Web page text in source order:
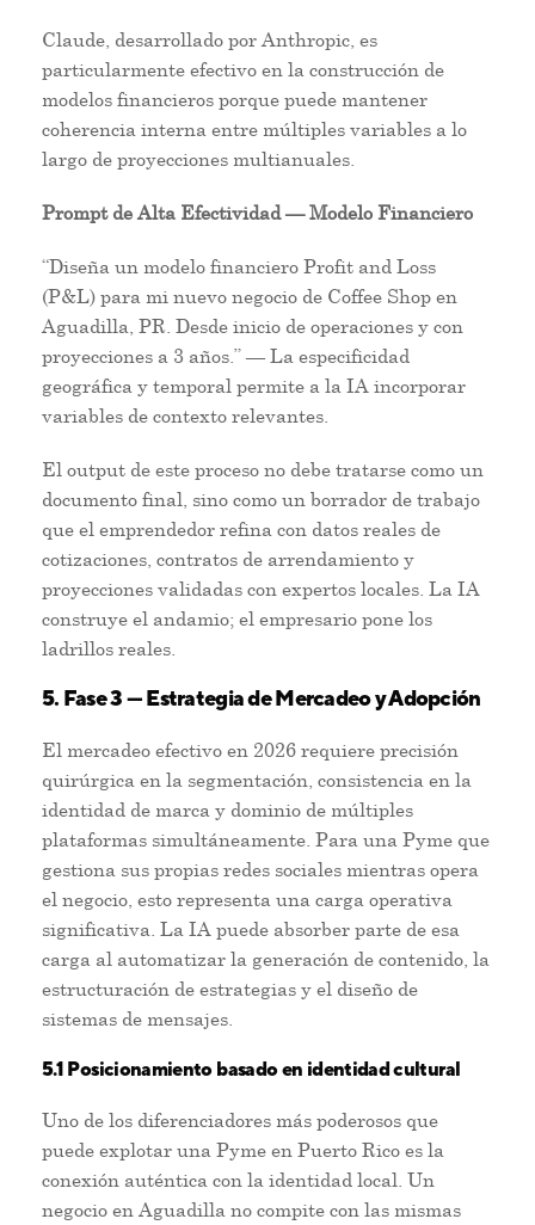
Claude, desarrollado por Anthropic, es
particularmente efectivo en la construcción de
modelos financieros porque puede mantener
coherencia interna entre múltiples variables a lo
largo de proyecciones multianuales.
Prompt de Alta Efectividad — Modelo Financiero
“Diseña un modelo financiero Profit and Loss
(P&L) para mi nuevo negocio de Coffee Shop en
Aguadilla, PR. Desde inicio de operaciones y con
proyecciones a 3 años.” — La especificidad
geográfica y temporal permite a la IA incorporar
variables de contexto relevantes.
El output de este proceso no debe tratarse como un
documento final, sino como un borrador de trabajo
que el emprendedor refina con datos reales de
cotizaciones, contratos de arrendamiento y
proyecciones validadas con expertos locales. La IA
construye el andamio; el empresario pone los
ladrillos reales.
5. Fase 3 — Estrategia de Mercadeo y Adopción
El mercadeo efectivo en 2026 requiere precisión
quirúrgica en la segmentación, consistencia en la
identidad de marca y dominio de múltiples
plataformas simultáneamente. Para una Pyme que
gestiona sus propias redes sociales mientras opera
el negocio, esto representa una carga operativa
significativa. La IA puede absorber parte de esa
carga al automatizar la generación de contenido, la
estructuración de estrategias y el diseño de
sistemas de mensajes.
5.1 Posicionamiento basado en identidad cultural
Uno de los diferenciadores más poderosos que
puede explotar una Pyme en Puerto Rico es la
conexión auténtica con la identidad local. Un
negocio en Aguadilla no compite con las mismas